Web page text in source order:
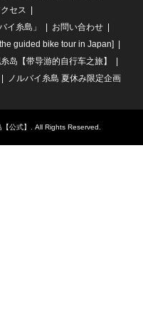
セス
イ糸島」
お問い合わせ
guided bike tour in Japan]
岛【带导游的自行车之旅】
ノルバイ糸島 夏休み限定企画
公式】 . All Rights Reserved.